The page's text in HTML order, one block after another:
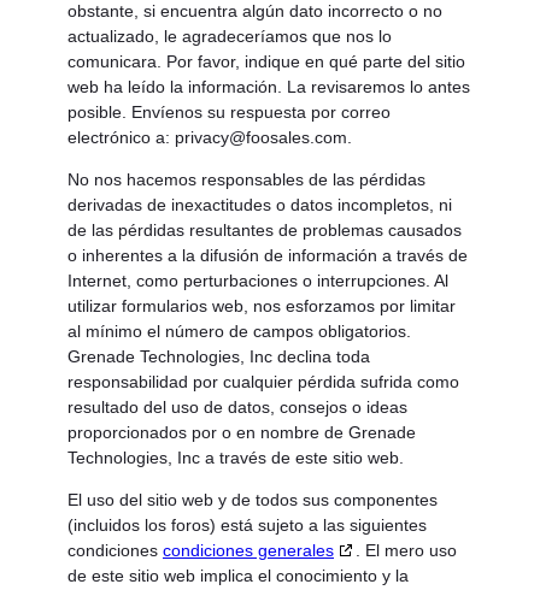
obstante, si encuentra algún dato incorrecto o no
actualizado, le agradeceríamos que nos lo
comunicara. Por favor, indique en qué parte del sitio
web ha leído la información. La revisaremos lo antes
posible. Envíenos su respuesta por correo
electrónico a: privacy@foosales.com.
No nos hacemos responsables de las pérdidas
derivadas de inexactitudes o datos incompletos, ni
de las pérdidas resultantes de problemas causados
o inherentes a la difusión de información a través de
Internet, como perturbaciones o interrupciones. Al
utilizar formularios web, nos esforzamos por limitar
al mínimo el número de campos obligatorios.
Grenade Technologies, Inc declina toda
responsabilidad por cualquier pérdida sufrida como
resultado del uso de datos, consejos o ideas
proporcionados por o en nombre de Grenade
Technologies, Inc a través de este sitio web.
El uso del sitio web y de todos sus componentes
(incluidos los foros) está sujeto a las siguientes
condiciones condiciones generales
. El mero uso
de este sitio web implica el conocimiento y la